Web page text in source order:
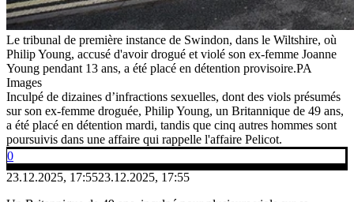
Le tribunal de première instance de Swindon, dans le Wiltshire, où
Philip Young, accusé d'avoir drogué et violé son ex-femme Joanne
Young pendant 13 ans, a été placé en détention provisoire.PA
Images
Inculpé de dizaines d’infractions sexuelles, dont des viols présumés
sur son ex-femme droguée, Philip Young, un Britannique de 49 ans,
a été placé en détention mardi, tandis que cinq autres hommes sont
poursuivis dans une affaire qui rappelle l'affaire Pelicot.
0
23.12.2025, 17:5523.12.2025, 17:55